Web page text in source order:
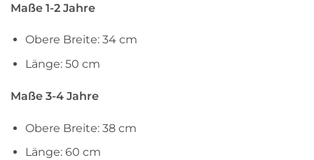
Maße 1-2 Jahre
Obere Breite: 34 cm
Länge: 50 cm
Maße 3-4 Jahre
Obere Breite: 38 cm
Länge: 60 cm